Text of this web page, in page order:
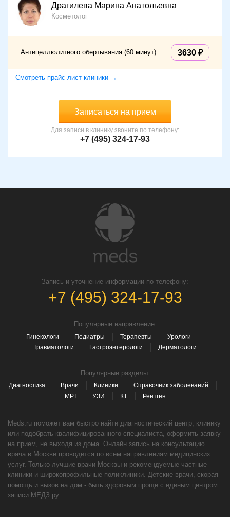
Драгилева Марина Анатольевна
Косметолог
Антицеллюлитного обертывания (60 минут) 3630
Смотреть прайс-лист клиники →
Записаться на прием
Для записи в клинику звоните по телефону:
+7 (495) 324-17-93
Запись и уточнение информации по телефону:
+7 (495) 324-17-93
Популярные направление:
Гинекологи Педиатры Терапевты
Урологи
Травматологи
Гастроэнтерологи Дерматологи
Популярные разделы:
Диагностика Врачи Клиники
Справочник заболеваний
МРТ
УЗИ КТ Рентген
Meds.ru поможет вам быстро найти диагностический центр, клинику
или подобрать квалифицированного специалиста, оформить заявку
на прием, не выходя из дома. Онлайн запись на консультацию
врача в Москве проводится по всем направлениям медицинских
услуг. Только лучшие врачи Москвы и рекомендуемые частные
клиники и широкопрофильные поликлиники. Детские врачи, скорая
помощь и вызов на дом - быть здоровым проще с единым центром
записи МЕДЗ.ру